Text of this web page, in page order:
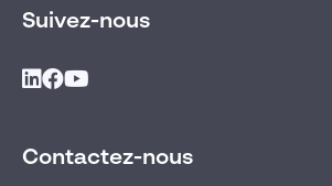
Suivez-nous
Contactez-nous